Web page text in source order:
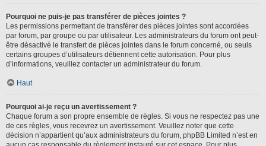
Pourquoi ne puis-je pas transférer de pièces jointes ?
Les permissions permettant de transférer des pièces jointes sont accordées
par forum, par groupe ou par utilisateur. Les administrateurs du forum ont peut-
être désactivé le transfert de pièces jointes dans le forum concerné, ou seuls
certains groupes d’utilisateurs détiennent cette autorisation. Pour plus
d’informations, veuillez contacter un administrateur du forum.
Haut
Pourquoi ai-je reçu un avertissement ?
Chaque forum a son propre ensemble de règles. Si vous ne respectez pas une
de ces règles, vous recevrez un avertissement. Veuillez noter que cette
décision n’appartient qu’aux administrateurs du forum, phpBB Limited n’est en